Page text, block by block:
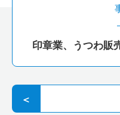
印章業、うつわ販
＜